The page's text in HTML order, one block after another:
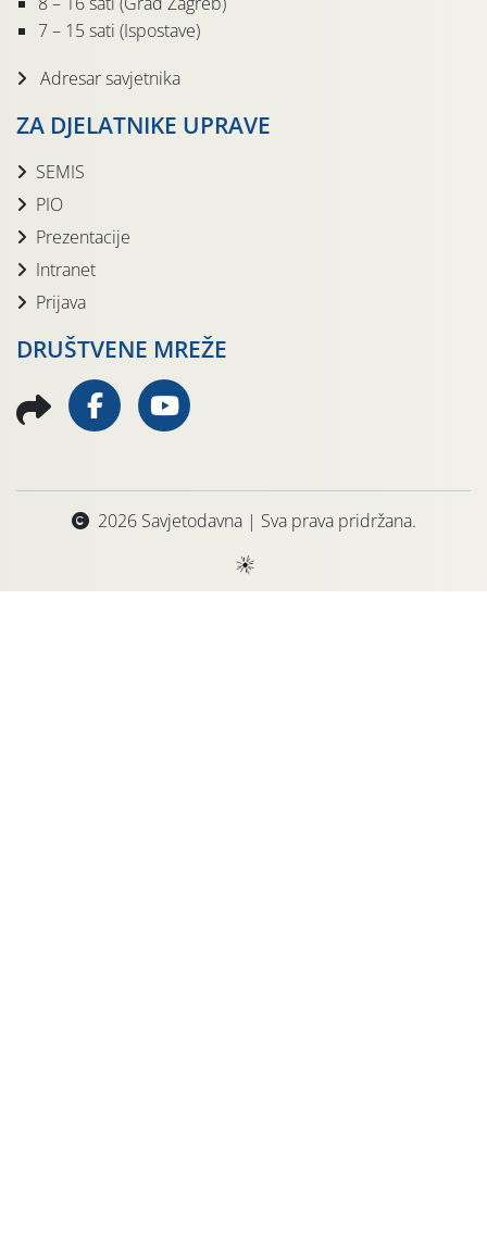
7 – 15 sati (Ispostave)
Adresar savjetnika
ZA DJELATNIKE UPRAVE
SEMIS
PIO
Prezentacije
Intranet
Prijava
DRUŠTVENE MREŽE
2026 Savjetodavna | Sva prava pridržana.